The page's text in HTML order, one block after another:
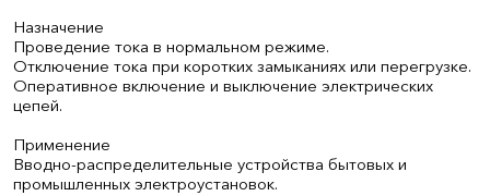
Назначение
Проведение тока в нормальном режиме.
Отключение тока при коротких замыканиях или перегрузке.
Оперативное включение и выключение электрических
цепей.
Применение
Вводно-распределительные устройства бытовых и
промышленных электроустановок.